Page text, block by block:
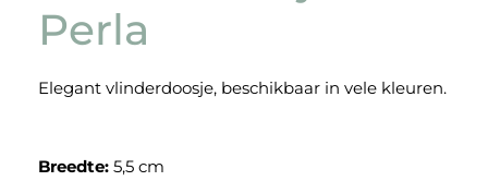
Perla
Elegant vlinderdoosje, beschikbaar in vele kleuren.
Breedte: 5,5 cm